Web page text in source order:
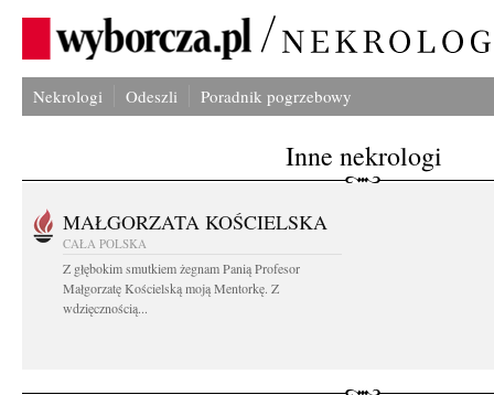
Nekrologi Odeszli Poradnik pogrzebowy
Inne nekrologi
MAŁGORZATA KOŚCIELSKA
CAŁA POLSKA
Z głębokim smutkiem żegnam Panią Profesor
Małgorzatę Kościelską moją Mentorkę. Z
wdzięcznością...